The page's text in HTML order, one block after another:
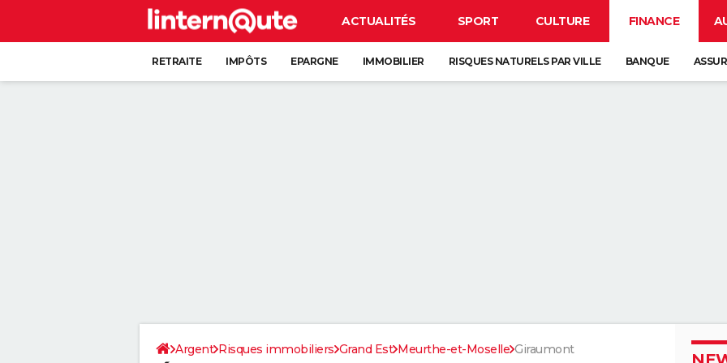
ACTUALITÉS SPORT CULTURE FINANCE
RETRAITE IMPÔTS EPARGNE IMMOBILIER RISQUES NATURELS PAR VILLE BANQUE
Argent Risques immobiliers Grand Est Meurthe-et-Moselle Giraumont